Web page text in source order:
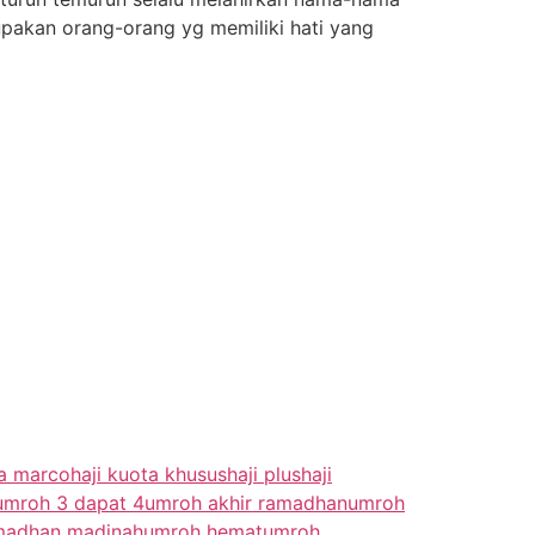
orang-orang yg memiliki hati yang
marcohaji kuota khusushaji plushaji
3 dapat 4umroh akhir ramadhanumroh